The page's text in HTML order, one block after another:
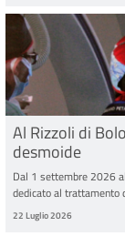
Al Rizzoli di
desmoide
Dal 1 settembre 2026
dedicato al trattamento
22 Luglio 2026